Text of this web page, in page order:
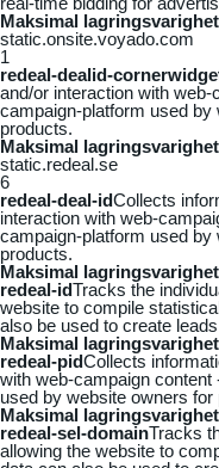
Maksimal lagringsvarighet
static.onsite.voyado.com
1
redeal-dealid-
and/or interaction with
campaign-platform used
products.
Maksimal lagringsvarighet
static.redeal.se
6
redeal-deal-idCollects
interaction with web-
campaign-platform used
products.
Maksimal lagringsvarighet
redeal-idTracks the
website to compile
also be used to create
Maksimal lagringsvarighet
redeal-pidCollects
with web-campaign
used by website owners
Maksimal lagringsvarighet
redeal-sel-domainTracks
allowing the website to